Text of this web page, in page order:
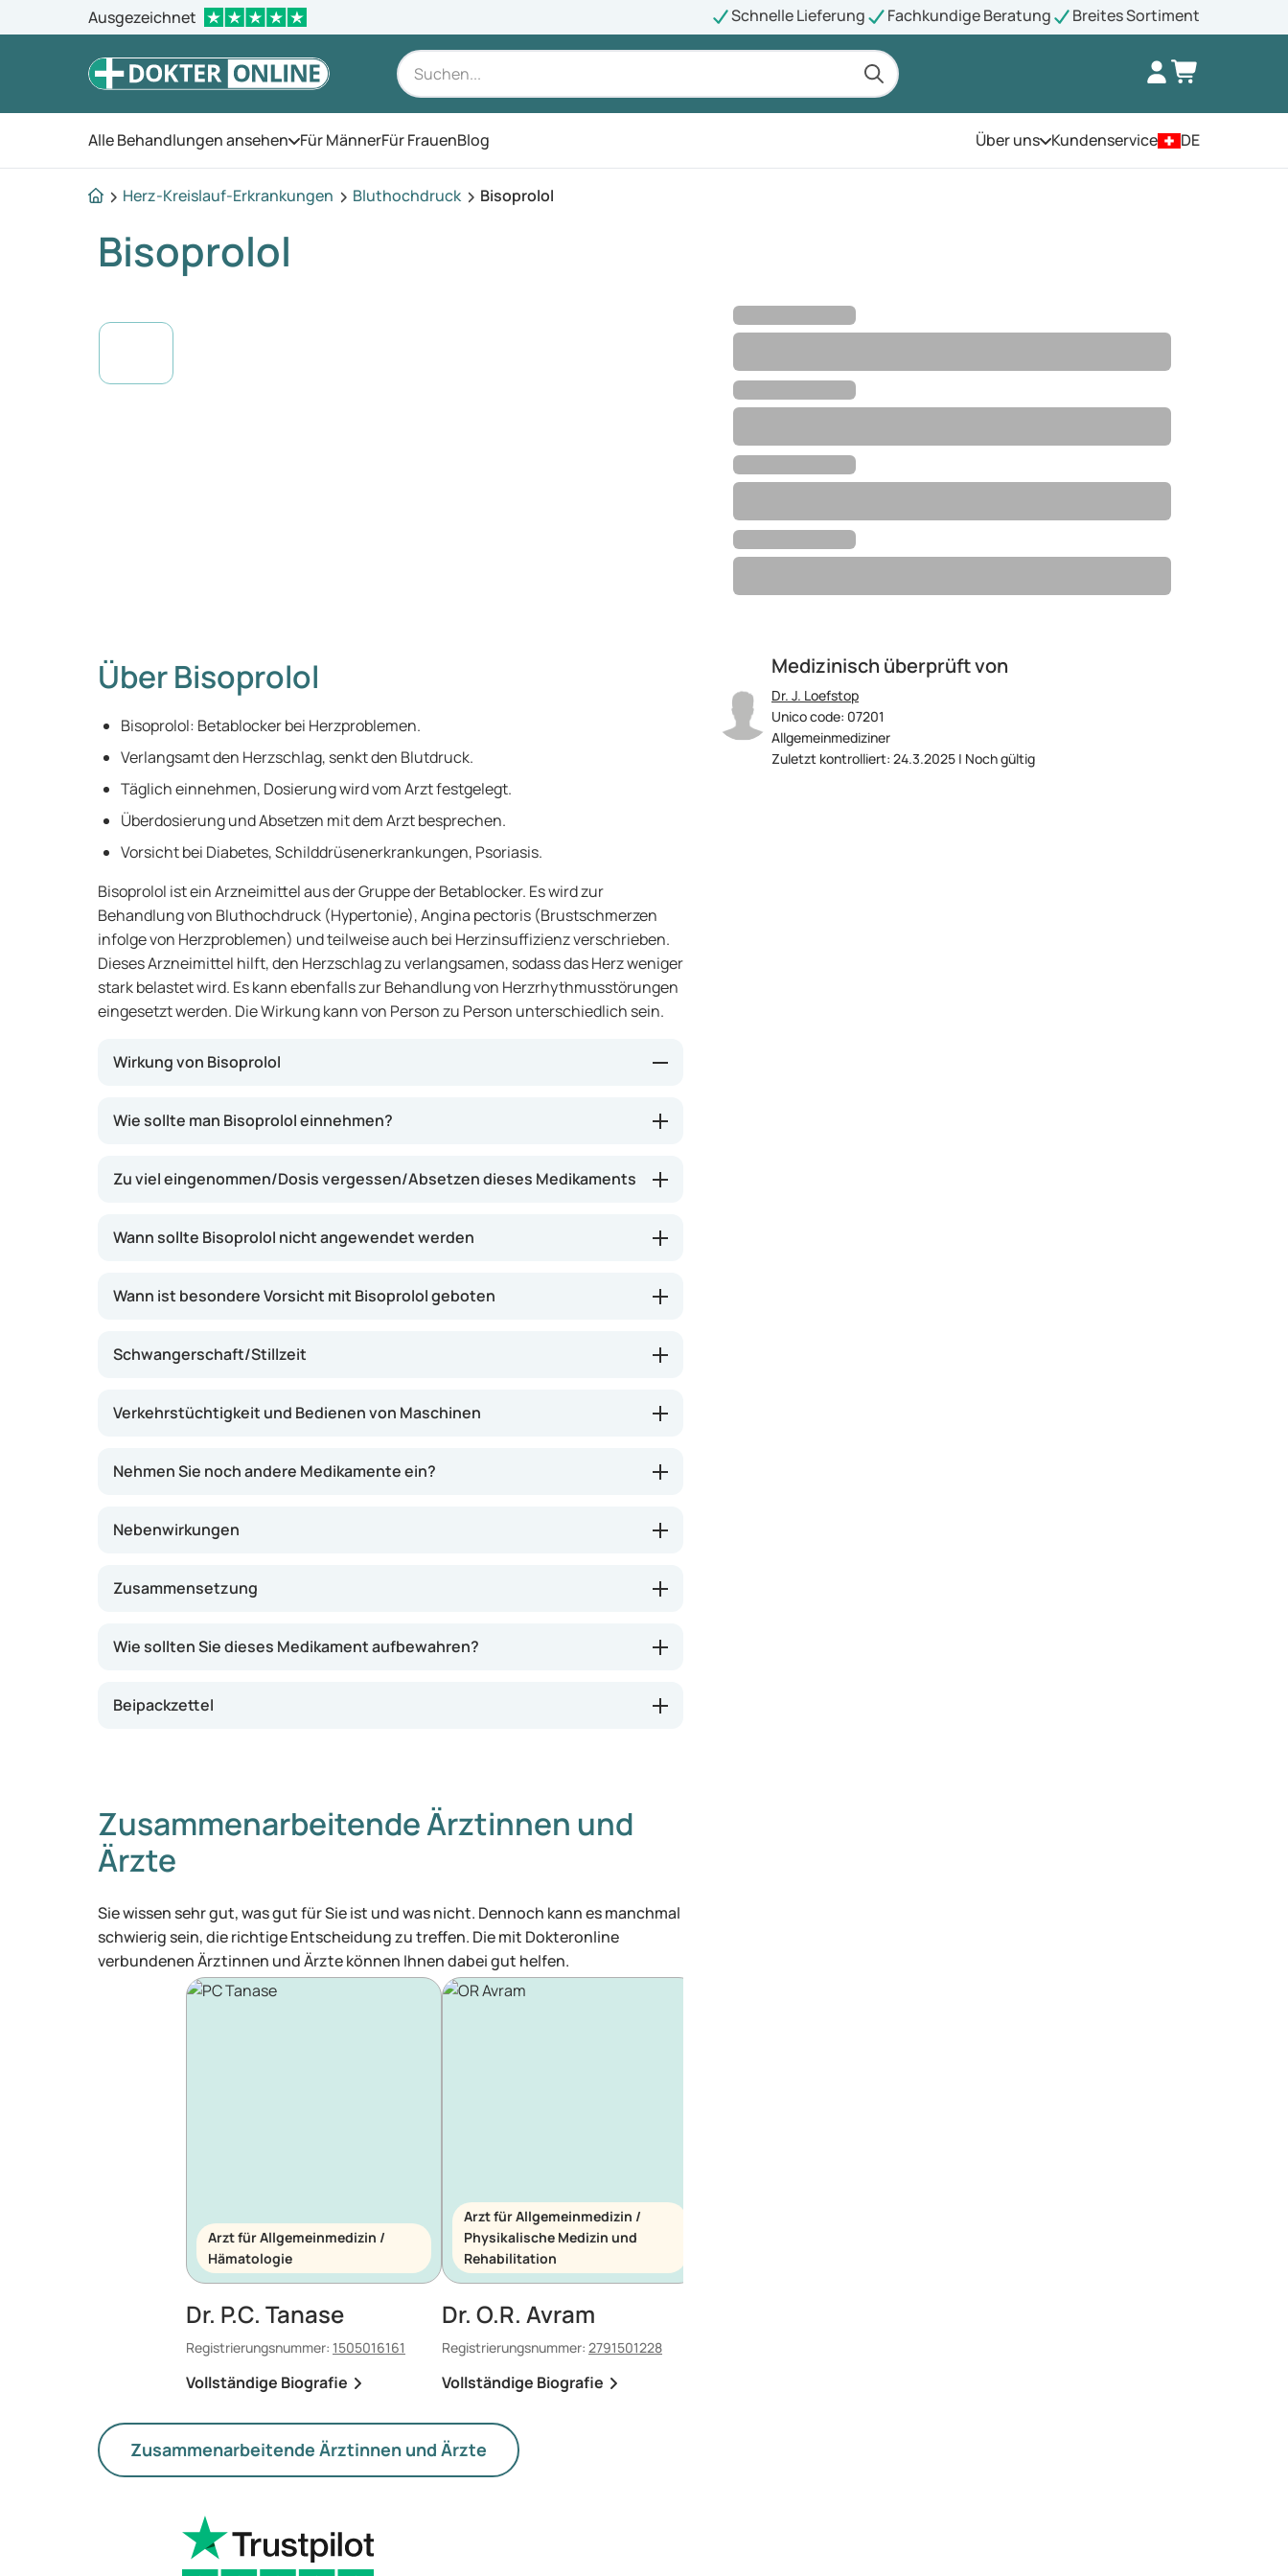
Ausgezeichnet Schnelle Lieferung Fachkundige Beratung Breites Sortiment
Alle Behandlungen ansehen Öffnen Sie das Menü
Für MännerFür FrauenBlog Über unsÖffnen Sie das Menü
Kundenservice DE
Herz-Kreislauf-Erkrankungen Bluthochdruck Bisoprolol
Bisoprolol
Medizinisch überprüft von
Dr. J. Loefstop
Unico code: 07201
Allgemeinmediziner
Zuletzt kontrolliert: 24.3.2025 | Noch gültig
Über Bisoprolol
Bisoprolol: Betablocker bei Herzproblemen.
Verlangsamt den Herzschlag, senkt den Blutdruck.
Täglich einnehmen, Dosierung wird vom Arzt festgelegt.
Überdosierung und Absetzen mit dem Arzt besprechen.
Vorsicht bei Diabetes, Schilddrüsenerkrankungen, Psoriasis.
Bisoprolol ist ein Arzneimittel aus der Gruppe der Betablocker. Es wird zur
Behandlung von Bluthochdruck (Hypertonie), Angina pectoris (Brustschmerzen
infolge von Herzproblemen) und teilweise auch bei Herzinsuffizienz verschrieben.
Dieses Arzneimittel hilft, den Herzschlag zu verlangsamen, sodass das Herz weniger
stark belastet wird. Es kann ebenfalls zur Behandlung von Herzrhythmusstörungen
eingesetzt werden. Die Wirkung kann von Person zu Person unterschiedlich sein.
Wirkung von Bisoprolol
Adrenalin am Herzen blockiert. Dadurch wird der Herzschlag verlangsamt und
reduzieren, wodurch Beschwerden wie Brustschmerzen oder Atemnot
Wie sollte man Bisoprolol einnehmen?
Zu viel eingenommen/Dosis vergessen/Absetzen dieses Medikaments
Wann sollte Bisoprolol nicht angewendet werden
Wann ist besondere Vorsicht mit Bisoprolol geboten
Schwangerschaft/Stillzeit
Verkehrstüchtigkeit und Bedienen von Maschinen
Nehmen Sie noch andere Medikamente ein?
Nebenwirkungen
Zusammensetzung
Wie sollten Sie dieses Medikament aufbewahren?
Beipackzettel
Zusammenarbeitende Ärztinnen und
Ärzte
Sie wissen sehr gut, was gut für Sie ist und was nicht. Dennoch kann es manchmal
schwierig sein, die richtige Entscheidung zu treffen. Die mit Dokteronline
verbundenen Ärztinnen und Ärzte können Ihnen dabei gut helfen.
Arzt für Allgemeinmedizin /
Hämatologie
Dr. P.C. Tanase
Registrierungsnummer: 1505016161
Vollständige Biografie
Arzt für Allgemeinmedizin /
Physikalische Medizin und
Rehabilitation
Dr. O.R. Avram
Registrierungsnummer: 2791501228
Vollständige Biografie
Zusammenarbeitende Ärztinnen und Ärzte